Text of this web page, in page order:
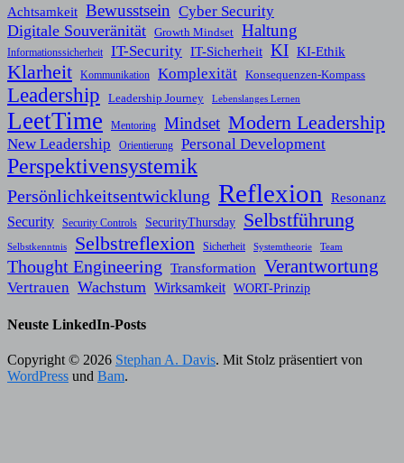
Achtsamkeit Bewusstsein Cyber Security
Digitale Souveränität Growth Mindset Haltung
Informationssicherheit IT-Security IT-Sicherheit KI KI-Ethik
Klarheit Kommunikation Komplexität Konsequenzen-Kompass
Leadership Leadership Journey Lebenslanges Lernen
LeetTime Mentoring Mindset Modern Leadership
New Leadership Orientierung Personal Development
Perspektivensystemik
Persönlichkeitsentwicklung Reflexion Resonanz
Security
Security Controls SecurityThursday Selbstführung
Selbstkenntnis Selbstreflexion Sicherheit Systemtheorie Team
Thought Engineering Transformation Verantwortung
Vertrauen Wachstum Wirksamkeit WORT-Prinzip
Neuste LinkedIn-Posts
Copyright © 2026 Stephan A. Davis. Mit Stolz präsentiert von
WordPress und Bam.